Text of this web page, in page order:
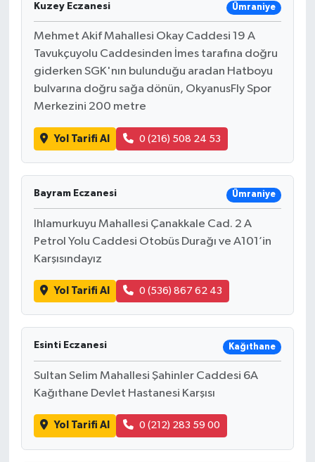
Kuzey Eczanesi Ümraniye
Mehmet Akif Mahallesi Okay Caddesi 19 A
Tavukçuyolu Caddesinden İmes tarafına doğru
giderken SGK'nın bulunduğu aradan Hatboyu
bulvarına doğru sağa dönün, OkyanusFly Spor
Merkezini 200 metre
Yol Tarifi Al 0 (216) 508 24 53
Bayram Eczanesi Ümraniye
Ihlamurkuyu Mahallesi Çanakkale Cad. 2 A
Petrol Yolu Caddesi Otobüs Durağı ve A101’in
Karşısındayız
Yol Tarifi Al 0 (536) 867 62 43
Esinti Eczanesi Kağıthane
Sultan Selim Mahallesi Şahinler Caddesi 6A
Kağıthane Devlet Hastanesi Karşısı
Yol Tarifi Al 0 (212) 283 59 00